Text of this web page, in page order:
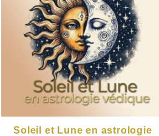
Soleil et Lune en astrologie